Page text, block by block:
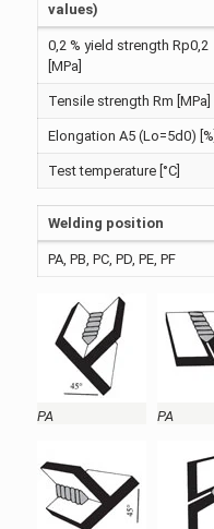
values)
0,2 % yield strength Rp0,2
[MPa]
Tensile strength Rm [MPa]
Elongation A5 (Lo=5d0) [%]
Test temperature [°C]
Welding position
PA, PB, PC, PD, PE, PF
PA PA